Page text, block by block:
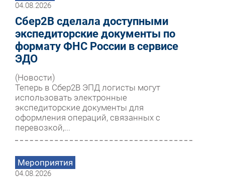
04.08.2026
Сбер2B сделала доступными
экспедиторские документы по
формату ФНС России в сервисе
ЭДО
(Новости)
Теперь в Сбер2B ЭПД логисты могут
использовать электронные
экспедиторские документы для
оформления операций, связанных с
перевозкой,...
Мероприятия
04.08.2026